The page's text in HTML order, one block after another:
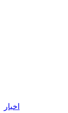
اخبار